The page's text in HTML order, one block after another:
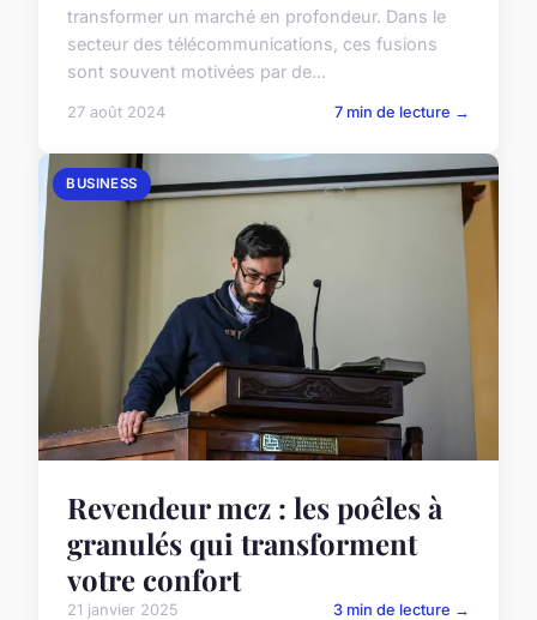
transformer un marché en profondeur. Dans le
secteur des télécommunications, ces fusions
sont souvent motivées par de...
27 août 2024 7 min de lecture →
BUSINESS
Revendeur mcz : les poêles à
granulés qui transforment
votre confort
21 janvier 2025 3 min de lecture →